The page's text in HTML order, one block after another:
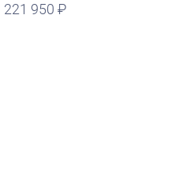
221 950
руб.